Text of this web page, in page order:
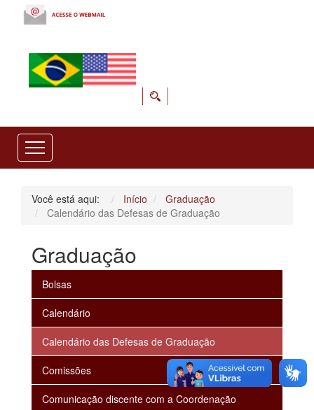
Você está aqui: Início
Graduação
Calendário das Defesas de Graduação
Graduação
Bolsas
Calendário
Calendário das Defesas de Graduação
Comissões
Comunicação discente com a Coordenação